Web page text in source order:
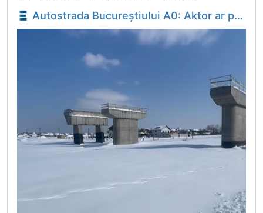
Autostrada Bucureștiului A0: Aktor ar putea finaliza în vară lucrările la lotul Bragadiru - Joița - Economica.net